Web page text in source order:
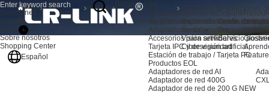
Productos
Adaptadores de servidor AI
Adaptadores de servidor
Accesorios para servidores
Tarjeta IPC y de visión artificial
Estación de trabajo / Tarjeta PC
Productos EOL
Adaptadores de red AI
Adaptador de red 400G
Adaptador de red de 200 G NEW
Soluciones
Expansión de
Servidor
Visión artificial
Ciberseguridad
Soporte
Centro de
Preguntas
Servicio
Video
Productos
Soluciones
Soporte
Resources
Sobre nosotros
Shopping Center
Español
Inicio Sobre
nosotros
Noticias
Dinámica del
producto
Desarrollo de soluciones de ampliación de almacenamiento para la